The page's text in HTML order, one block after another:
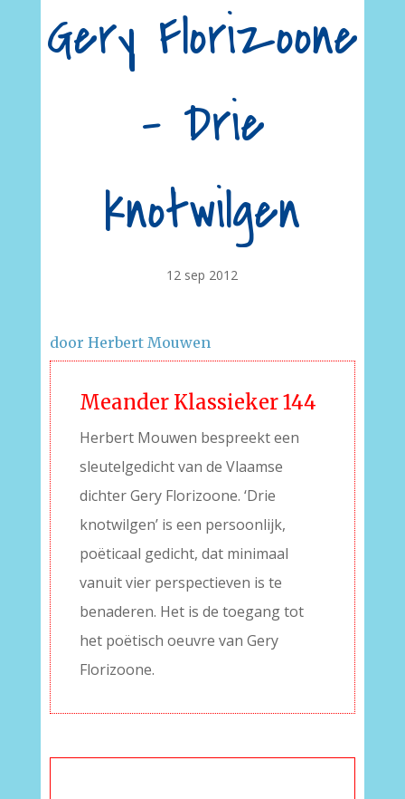
Gery Florizoone
– Drie
knotwilgen
12 sep 2012
door Herbert Mouwen
Meander Klassieker 144
Herbert Mouwen bespreekt een
sleutelgedicht van de Vlaamse
dichter Gery Florizoone. ‘Drie
knotwilgen’ is een persoonlijk,
poëticaal gedicht, dat minimaal
vanuit vier perspectieven is te
benaderen. Het is de toegang tot
het poëtisch oeuvre van Gery
Florizoone.